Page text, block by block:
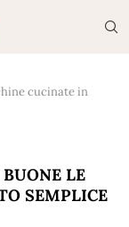
cucinate in
LE
SEMPLICE